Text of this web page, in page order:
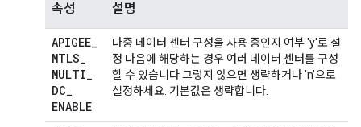
속성 설명
APIGEE_
MTLS_
MULTI_
DC_
ENABLE
다중 데이터 센터 구성을 사용 중인지 여부 'y'로 설
정 다음에 해당하는 경우 여러 데이터 센터를 구성
할 수 있습니다 그렇지 않으면 생략하거나 'n'으로
설정하세요. 기본값은 생략합니다.